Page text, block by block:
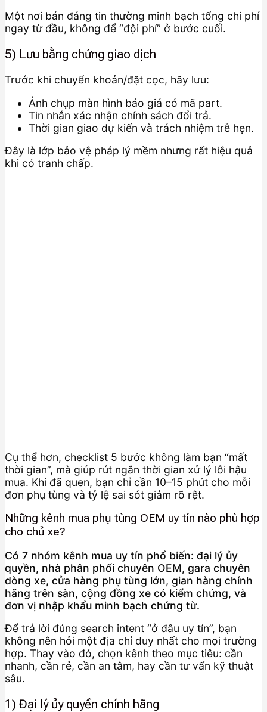
Một nơi bán đáng tin thường minh bạch tổng chi phí
ngay từ đầu, không để “đội phí” ở bước cuối.
5) Lưu bằng chứng giao dịch
Trước khi chuyển khoản/đặt cọc, hãy lưu:
Ảnh chụp màn hình báo giá có mã part.
Tin nhắn xác nhận chính sách đổi trả.
Thời gian giao dự kiến và trách nhiệm trễ hẹn.
Đây là lớp bảo vệ pháp lý mềm nhưng rất hiệu quả
khi có tranh chấp.
Cụ thể hơn, checklist 5 bước không làm bạn “mất
thời gian”, mà giúp rút ngắn thời gian xử lý lỗi hậu
mua. Khi đã quen, bạn chỉ cần 10–15 phút cho mỗi
đơn phụ tùng và tỷ lệ sai sót giảm rõ rệt.
Những kênh mua phụ tùng OEM uy tín nào phù hợp
cho chủ xe?
Có 7 nhóm kênh mua uy tín phổ biến: đại lý ủy
quyền, nhà phân phối chuyên OEM, gara chuyên
dòng xe, cửa hàng phụ tùng lớn, gian hàng chính
hãng trên sàn, cộng đồng xe có kiểm chứng, và
đơn vị nhập khẩu minh bạch chứng từ.
Để trả lời đúng search intent “ở đâu uy tín”, bạn
không nên hỏi một địa chỉ duy nhất cho mọi trường
hợp. Thay vào đó, chọn kênh theo mục tiêu: cần
nhanh, cần rẻ, cần an tâm, hay cần tư vấn kỹ thuật
sâu.
1) Đại lý ủy quyền chính hãng